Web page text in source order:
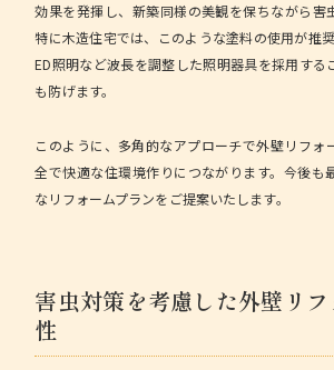
効果を発揮し、新築同様の美観を保ちながら害
特に木造住宅では、このような塗料の使用が推
ED照明など波長を調整した照明器具を採用する
も防げます。
このように、多角的なアプローチで外壁リフォ
全で快適な住環境作りにつながります。今後も
なリフォームプランをご提案いたします。
害虫対策を考慮した外壁リ
性